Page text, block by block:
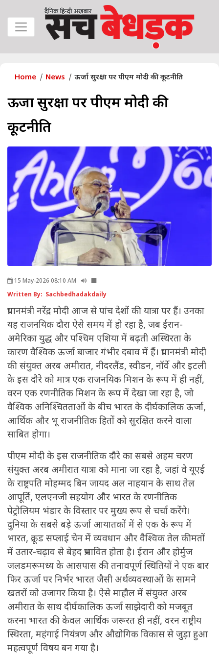
Home News ऊर्जा सुरक्षा पर पीएम मोदी की कूटनीति
ऊर्जा सुरक्षा पर पीएम मोदी की
कूटनीति
15 May-2026 08:10 AM
Written By: Sachbedhadakdaily
प्रधानमंत्री नरेंद्र मोदी आज से पांच देशों की यात्रा पर हैं। उनका
यह राजनयिक दौरा ऐसे समय में हो रहा है, जब ईरान-
अमेरिका युद्ध और पश्चिम एशिया में बढ़ती अस्थिरता के
कारण वैश्विक ऊर्जा बाजार गंभीर दबाव में हैं। प्रधानमंत्री मोदी
की संयुक्त अरब अमीरात, नीदरलैंड, स्वीडन, नॉर्वे और इटली
के इस दौरे को मात्र एक राजनयिक मिशन के रूप में ही नहीं,
वरन एक रणनीतिक मिशन के रूप में देखा जा रहा है, जो
वैश्विक अनिश्चितताओं के बीच भारत के दीर्घकालिक ऊर्जा,
आर्थिक और भू राजनीतिक हितों को सुरक्षित करने वाला
साबित होगा।
पीएम मोदी के इस राजनीतिक दौरे का सबसे अहम चरण
संयुक्त अरब अमीरात यात्रा को माना जा रहा है, जहां वे यूएई
के राष्ट्रपति मोहम्मद बिन जायद अल नाहयान के साथ तेल
आपूर्ति, एलएनजी सहयोग और भारत के रणनीतिक
पेट्रोलियम भंडार के विस्तार पर मुख्य रूप से चर्चा करेंगे।
दुनिया के सबसे बड़े ऊर्जा आयातकों में से एक के रूप में
भारत, क्रूड सप्लाई चेन में व्यवधान और वैश्विक तेल कीमतों
में उतार-चढ़ाव से बेहद प्रभावित होता है। ईरान और होर्मुज
जलडमरूमध्य के आसपास की तनावपूर्ण स्थितियों ने एक बार
फिर ऊर्जा पर निर्भर भारत जैसी अर्थव्यवस्थाओं के सामने
खतरों को उजागर किया है। ऐसे माहौल में संयुक्त अरब
अमीरात के साथ दीर्घकालिक ऊर्जा साझेदारी को मजबूत
करना भारत की केवल आर्थिक जरूरत ही नहीं, वरन राष्ट्रीय
स्थिरता, महंगाई नियंत्रण और औद्योगिक विकास से जुड़ा हुआ
महत्वपूर्ण विषय बन गया है।